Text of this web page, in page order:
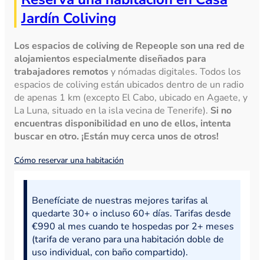
Jardín Coliving
Los espacios de coliving de Repeople son una red de
alojamientos especialmente diseñados para
trabajadores remotosy nómadas digitales. Todos los
espacios de coliving están ubicados dentro de un radio
de apenas 1 km (excepto El Cabo, ubicado en Agaete, y
La Luna, situado en la isla vecina de Tenerife). Si no
encuentras disponibilidad en uno de ellos, intenta
buscar en otro. ¡Están muy cerca unos de otros!
Cómo reservar una habitación
Benefíciate de nuestras mejores tarifas al
quedarte 30+ o incluso 60+ días. Tarifas desde
€990 al mes cuando te hospedas por 2+ meses
(tarifa de verano para una habitación doble de
uso individual, con baño compartido).